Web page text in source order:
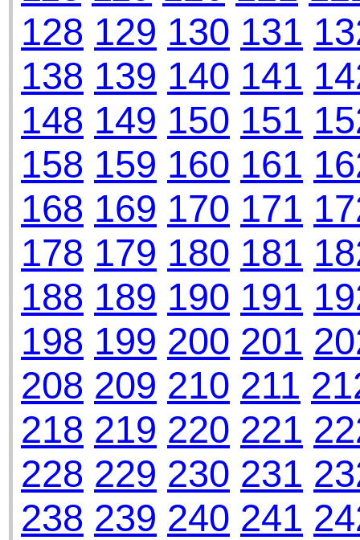
128 129 130 131
138 139 140 141
148 149 150 151
158 159 160 161
168 169 170 171
178 179 180 181
188 189 190 191
198 199 200 201
208 209 210 211
218 219 220 221
228 229 230 231
238 239 240 241